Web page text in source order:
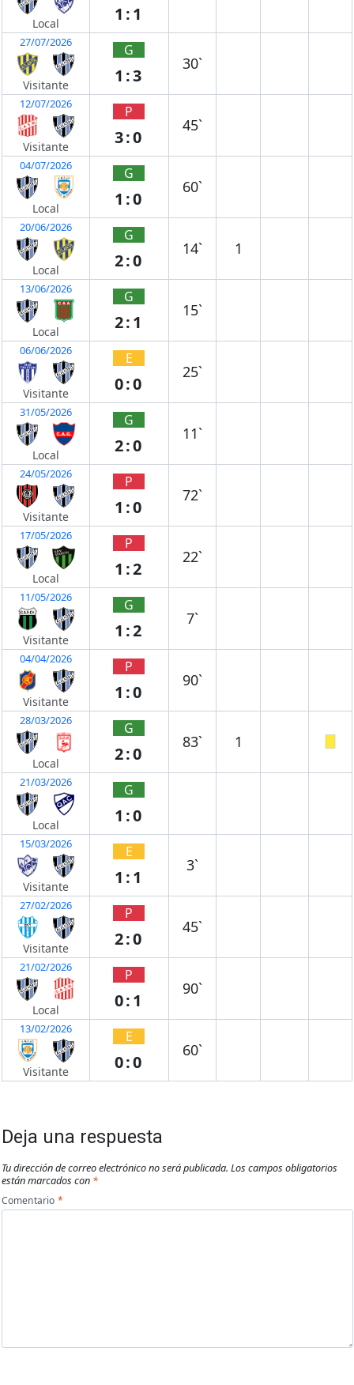
Local 1:1
27/07/2026
Visitante
G
1:3
30`
12/07/2026
Visitante
P
3:0
45`
04/07/2026
Local
G
1:0
60`
20/06/2026
Local
G
2:0
14` 1
13/06/2026
Local
G
2:1
15`
06/06/2026
Visitante
E
0:0
25`
31/05/2026
Local
G
2:0
11`
24/05/2026
Visitante
P
1:0
72`
17/05/2026
Local
P
1:2
22`
11/05/2026
Visitante
G
1:2
7`
04/04/2026
Visitante
P
1:0
90`
28/03/2026
Local
G
2:0
83` 1
21/03/2026
Local
G
1:0
15/03/2026
Visitante
E
1:1
3`
27/02/2026
Visitante
P
2:0
45`
21/02/2026
Local
P
0:1
90`
13/02/2026
Visitante
E
0:0
60`
Deja una respuesta
Tu dirección de correo electrónico no será publicada. Los campos obligatorios
están marcados con *
Comentario *